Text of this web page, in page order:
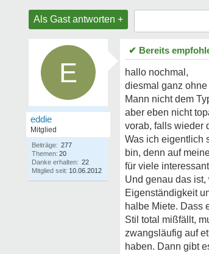
Als Gast antworten +
E
eddie
Mitglied
Beiträge: 277
Themen: 20
Danke erhalten: 22
Mitglied seit: 10.06.2012
✔ Bereits
hallo nochmal,
diesmal ganz
Mann nicht dem
aber eben nicht
vorab, falls wieder
Was ich eigentlich
bin, denn auf
für viele
Und genau das
Eigenständigkeit
halbe Miete. Dass
Stil total mißfällt,
zwangsläufig auf
haben. Dann gibt